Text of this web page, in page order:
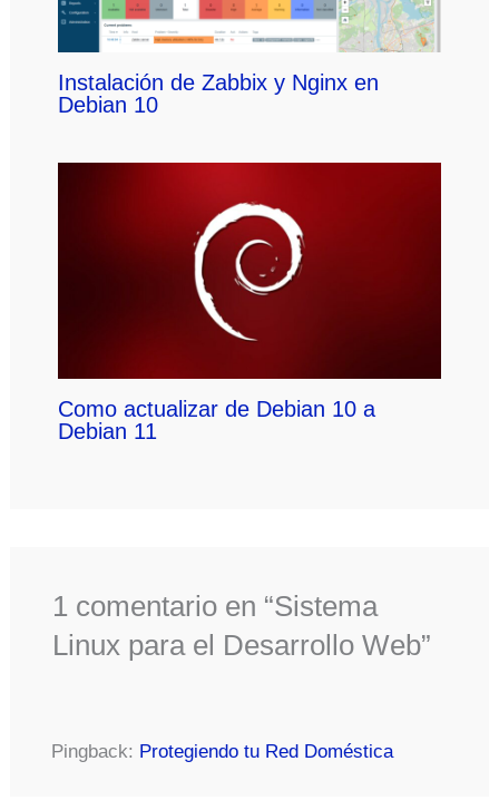
Instalación de Zabbix y Nginx en
Debian 10
Como actualizar de Debian 10 a
Debian 11
1 comentario en “Sistema
Linux para el Desarrollo Web”
Pingback: Protegiendo tu Red Doméstica